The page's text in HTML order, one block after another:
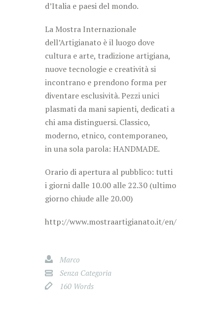
d’Italia e paesi del mondo.
La Mostra Internazionale
dell’Artigianato è il luogo dove
cultura e arte, tradizione artigiana,
nuove tecnologie e creatività si
incontrano e prendono forma per
diventare esclusività. Pezzi unici
plasmati da mani sapienti, dedicati a
chi ama distinguersi. Classico,
moderno, etnico, contemporaneo,
in una sola parola: HANDMADE.
Orario di apertura al pubblico: tutti
i giorni dalle 10.00 alle 22.30 (ultimo
giorno chiude alle 20.00)
http://www.mostraartigianato.it/en/
Marco
Senza Categoria
160 Words